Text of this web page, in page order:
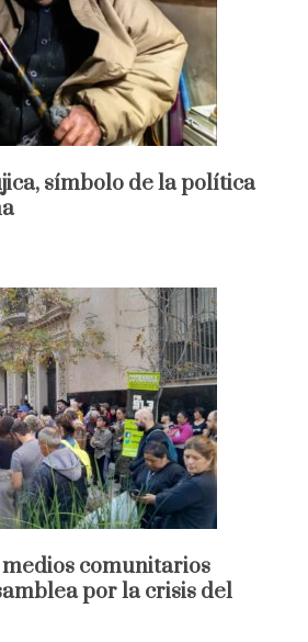
símbolo de la política
comunitarios
por la crisis del